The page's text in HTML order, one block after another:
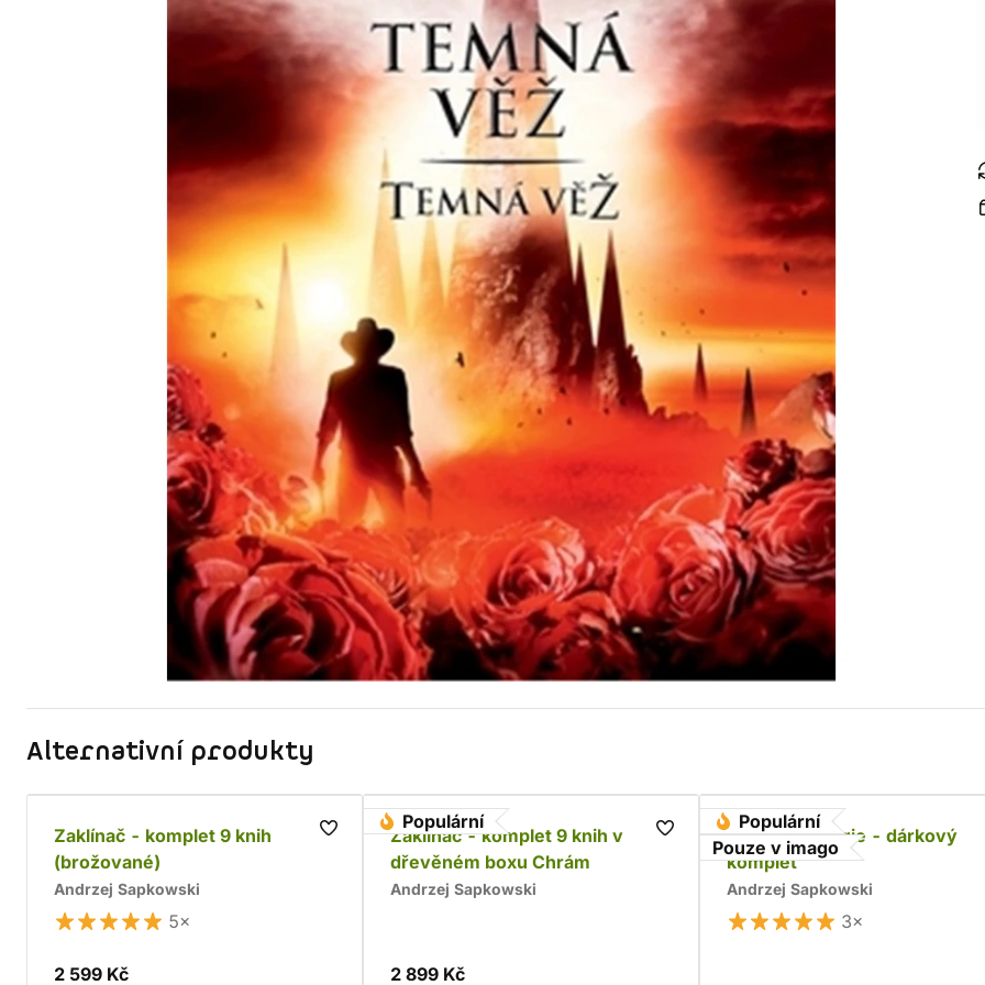
Alternativní produkty
Zaklínač - komplet 9 knih
(brožované)
Andrzej Sapkowski
5×
2 599 Kč
Populární
Zaklínač - komplet 9 knih v
dřevěném boxu Chrám
Andrzej Sapkowski
2 899 Kč
Populární
Pouze v imago
Husitská trilogie - dárkový
komplet
Andrzej Sapkowski
3×